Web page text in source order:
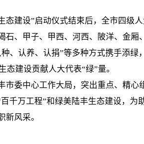
态建设”启动仪式结束后，全市四级
石、甲子、甲西、河西、陂洋、金厢
、认养、认捐”等多种方式携手添绿
建设贡献人大代表“绿”量。
委中心工作大局，突出重点、精心
千万工程”和绿美陆丰生态建设，为
风采。